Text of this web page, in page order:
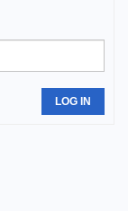
LOG IN